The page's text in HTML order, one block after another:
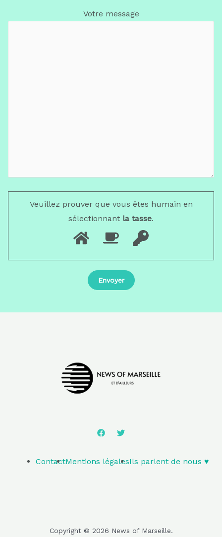
Votre message
Veuillez prouver que vous êtes humain en
sélectionnant la tasse.
ContactMentions légalesIls parlent de nous ♥️
Copyright © 2026 News of Marseille.